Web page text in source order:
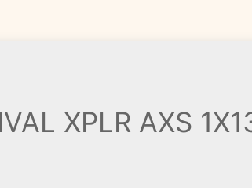
XPLR AXS